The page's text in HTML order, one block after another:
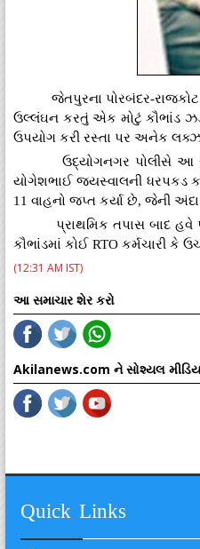
જેતપુરના પોરબંદર-
ઉલ્લંઘન કરતું એક મોટું કૌભાંડ
ઉપયોગ કરી રસ્તા પર અનેક
ઉદ્યોગનગર પોલીસે આ
યોગેશભાઈ જયસ્વાલની ધરપકડ
11 વાહનો જપ્ત કર્યા છે, જેની
પ્રાથમિક તપાસ બાદ
કૌભાંડમાં કોઈ RTO કર્મચારી કે
(12:31 AM IST)
આ સમાચાર શેર કરો
Akilanews.com ને સોશ્યલ
Quick Links